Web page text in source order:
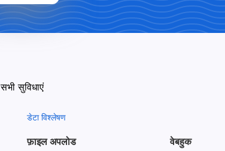
सभी सुविधाएं
डेटा विश्लेषण
फ़ाइल अपलोड
वेबहुक